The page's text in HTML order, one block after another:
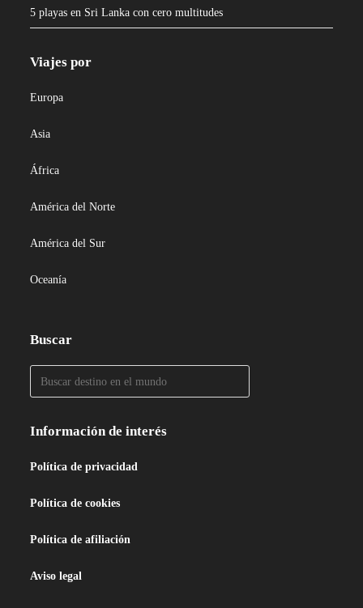
5 playas en Sri Lanka con cero multitudes
Viajes por
Europa
Asia
África
América del Norte
América del Sur
Oceanía
Buscar
Información de interés
Política de privacidad
Política de cookies
Política de afiliación
Aviso legal